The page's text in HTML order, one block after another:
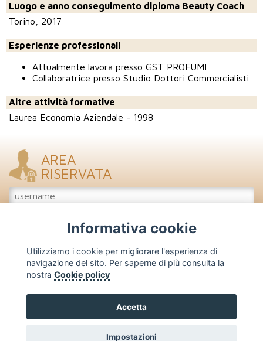
Luogo e anno conseguimento diploma Beauty Coach
Torino, 2017
Esperienze professionali
Attualmente lavora presso GST PROFUMI
Collaboratrice presso Studio Dottori Commercialisti
Altre attività formative
Laurea Economia Aziendale - 1998
AREA
RISERVATA
Iscriviti
FENAPRO - Federazione Nazionale Profumieri
Corso Venezia, 47/49 - 20121 Milano
Tel: 02 - 7750.466/203/208 - Fax: 02 - 7750.425
Copyright 2026 - Vietata la riproduzione
Informativa cookie
Utilizziamo i cookie per migliorare l'esperienza di
navigazione del sito. Per saperne di più consulta la
nostra Cookie policy
Accetta
Impostazioni